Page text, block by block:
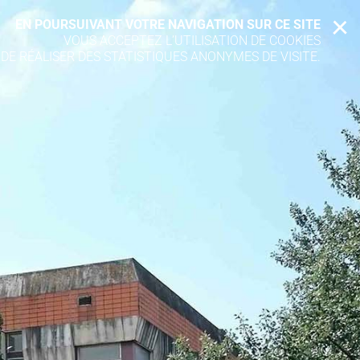
EN POURSUIVANT VOTRE NAVIGATION SUR CE SITE
VOUS ACCEPTEZ L’UTILISATION DE COOKIES
RÉALISER DES STATISTIQUES ANONYMES DE VISITE.
X